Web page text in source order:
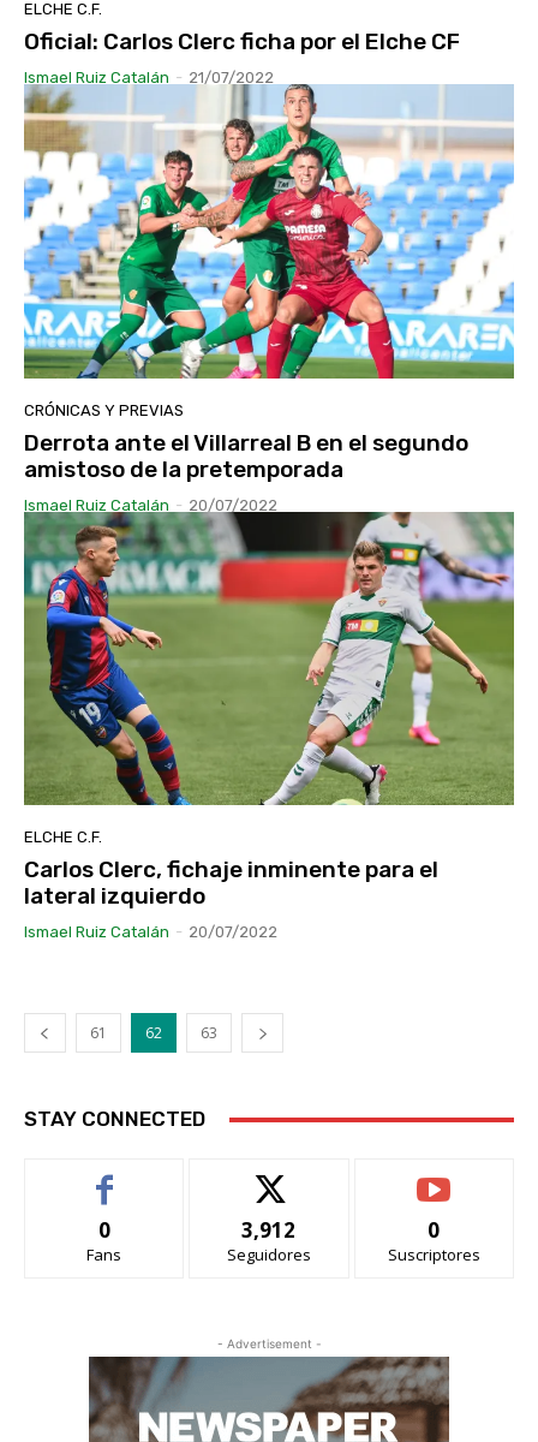
ELCHE C.F.
Oficial: Carlos Clerc ficha por el Elche CF
Ismael Ruiz Catalán - 21/07/2022
CRÓNICAS Y PREVIAS
Derrota ante el Villarreal B en el segundo
amistoso de la pretemporada
Ismael Ruiz Catalán - 20/07/2022
ELCHE C.F.
Carlos Clerc, fichaje inminente para el
lateral izquierdo
Ismael Ruiz Catalán - 20/07/2022
61 62 63
STAY CONNECTED
0
Fans
3,912
Seguidores
0
Suscriptores
- Advertisement -